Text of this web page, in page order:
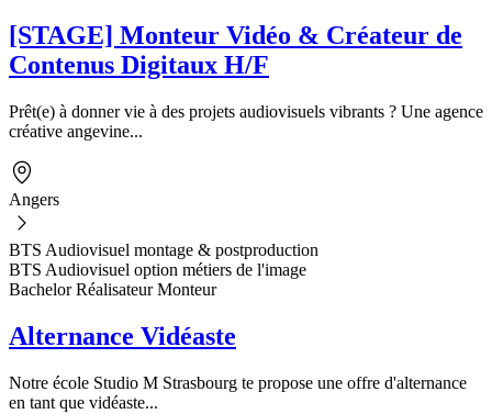
[STAGE] Monteur Vidéo & Créateur de
Contenus Digitaux H/F
Prêt(e) à donner vie à des projets audiovisuels vibrants ? Une agence
créative angevine...
Angers
BTS Audiovisuel montage & postproduction
BTS Audiovisuel option métiers de l'image
Bachelor Réalisateur Monteur
Alternance Vidéaste
Notre école Studio M Strasbourg te propose une offre d'alternance
en tant que vidéaste...